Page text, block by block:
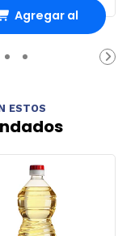
Agregar al
Carro
ESTOS